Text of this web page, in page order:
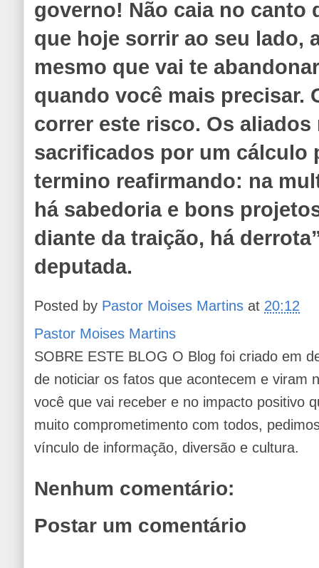
governo! Não caia no canto
que hoje sorrir ao seu lado,
mesmo que vai te
quando você mais precisar.
correr este risco. Os aliados
sacrificados por um cálculo
termino reafirmando: na
há sabedoria e bons
diante da traição, há
deputada.
Posted by Pastor Moises Martins at 20:12
Pastor Moises Martins
SOBRE ESTE BLOG O Blog foi criado em
de noticiar os fatos que acontecem e viram
você que vai receber e no impacto positivo
muito comprometimento com todos,
vínculo de informação, diversão e cultura.
Nenhum comentário:
Postar um comentário